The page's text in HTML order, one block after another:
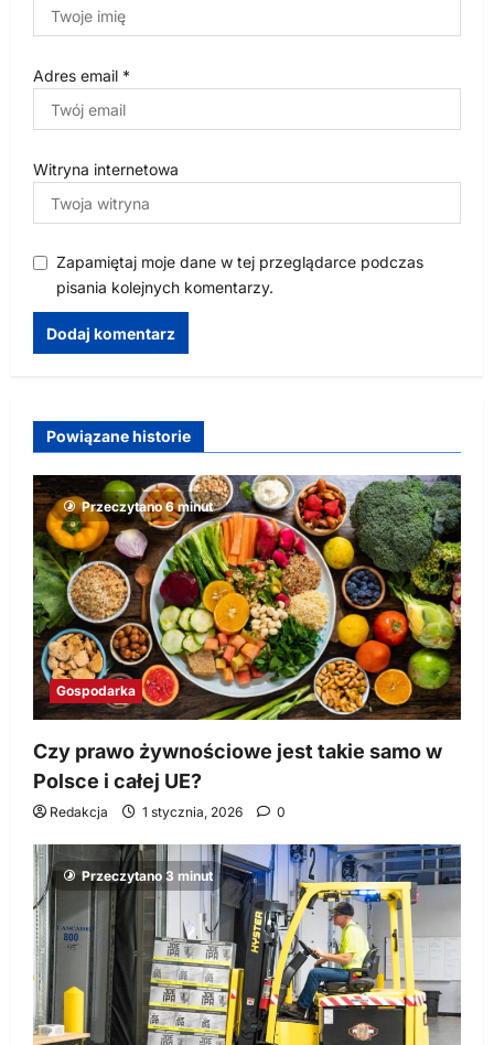
Adres email *
Witryna internetowa
Zapamiętaj moje dane w tej przeglądarce podczas
pisania kolejnych komentarzy.
Powiązane historie
Przeczytano 6 minut
Gospodarka
Czy prawo żywnościowe jest takie samo w
Polsce i całej UE?
Redakcja 1 stycznia, 2026 0
Przeczytano 3 minut